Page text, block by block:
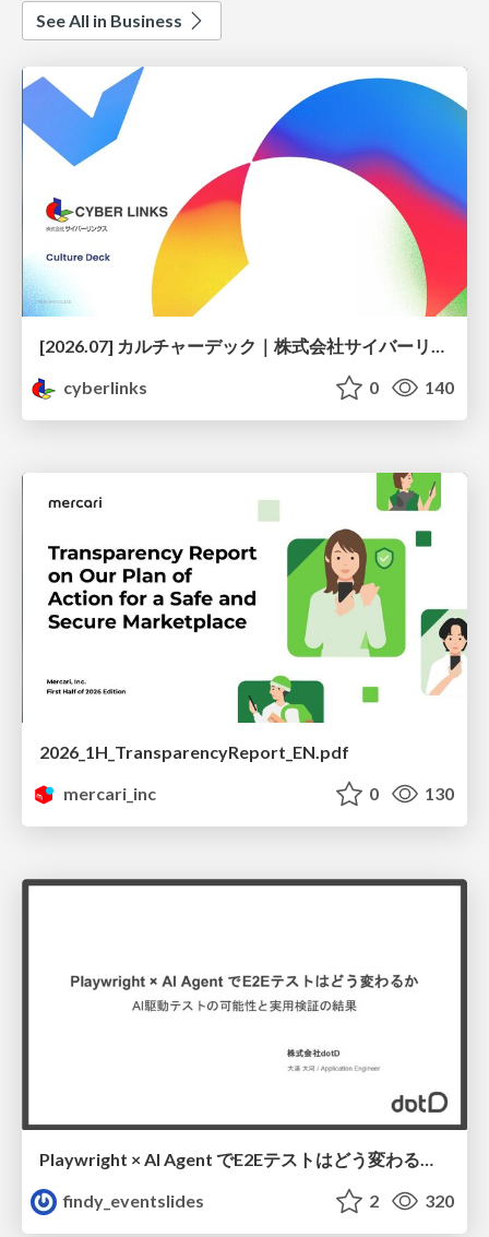
See All in Business
[2026.07] カルチャーデック｜株式会社サイバーリンクス
cyberlinks
0 140
2026_1H_TransparencyReport_EN.pdf
mercari_inc
0 130
Playwright × AI Agent でE2Eテストはどう変わるか AI駆動テストの可能性と実用検証の結果 _0721
findy_eventslides
2 320